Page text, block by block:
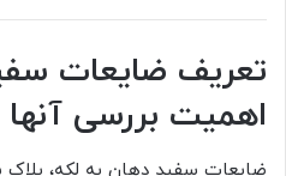
تعریف ضایعات
اهمیت بررسی آنها
ضایعات سفید دهان به لکه،